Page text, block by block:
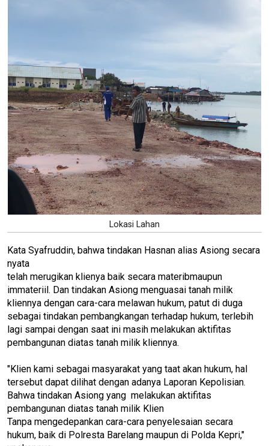
Lokasi Lahan
Kata Syafruddin, bahwa tindakan Hasnan alias Asiong secara
nyata
telah merugikan klienya baik secara materibmaupun
immateriil. Dan tindakan Asiong menguasai tanah milik
kliennya dengan cara-cara melawan hukum, patut di duga
sebagai tindakan pembangkangan terhadap hukum, terlebih
lagi sampai dengan saat ini masih melakukan aktifitas
pembangunan diatas tanah milik kliennya.
"Klien kami sebagai masyarakat yang taat akan hukum, hal
tersebut dapat dilihat dengan adanya Laporan Kepolisian.
Bahwa tindakan Asiong yang melakukan aktifitas
pembangunan diatas tanah milik Klien
Tanpa mengedepankan cara-cara penyelesaian secara
hukum, baik di Polresta Barelang maupun di Polda Kepri,"